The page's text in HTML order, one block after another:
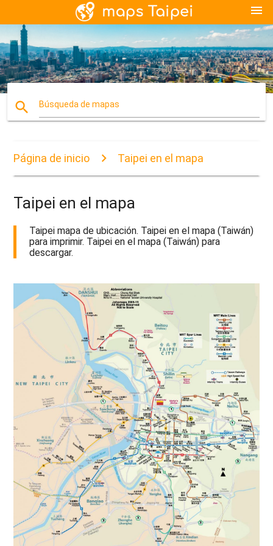
menu
search Búsqueda de mapas
Página de inicio Taipei en el mapa
Taipei en el mapa
Taipei mapa de ubicación. Taipei en el mapa (Taiwán)
para imprimir. Taipei en el mapa (Taiwán) para
descargar.